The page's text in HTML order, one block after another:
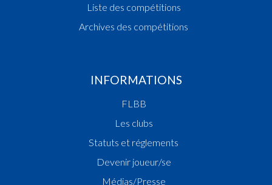
Liste des compétitions
Archives des compétitions
INFORMATIONS
FLBB
Les clubs
Statuts et réglements
Devenir joueur/se
Médias/Presse